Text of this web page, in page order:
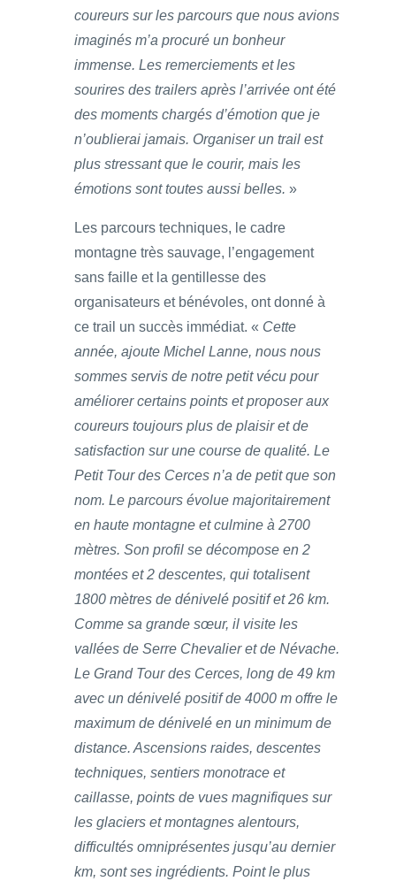
coureurs sur les parcours que nous avions
imaginés m’a procuré un bonheur
immense. Les remerciements et les
sourires des trailers après l’arrivée ont été
des moments chargés d’émotion que je
n’oublierai jamais. Organiser un trail est
plus stressant que le courir, mais les
émotions sont toutes aussi belles. »
Les parcours techniques, le cadre
montagne très sauvage, l’engagement
sans faille et la gentillesse des
organisateurs et bénévoles, ont donné à
ce trail un succès immédiat. « Cette
année, ajoute Michel Lanne, nous nous
sommes servis de notre petit vécu pour
améliorer certains points et proposer aux
coureurs toujours plus de plaisir et de
satisfaction sur une course de qualité. Le
Petit Tour des Cerces n’a de petit que son
nom. Le parcours évolue majoritairement
en haute montagne et culmine à 2700
mètres. Son profil se décompose en 2
montées et 2 descentes, qui totalisent
1800 mètres de dénivelé positif et 26 km.
Comme sa grande sœur, il visite les
vallées de Serre Chevalier et de Névache.
Le Grand Tour des Cerces, long de 49 km
avec un dénivelé positif de 4000 m offre le
maximum de dénivelé en un minimum de
distance. Ascensions raides, descentes
techniques, sentiers monotrace et
caillasse, points de vues magnifiques sur
les glaciers et montagnes alentours,
difficultés omniprésentes jusqu’au dernier
km, sont ses ingrédients. Point le plus